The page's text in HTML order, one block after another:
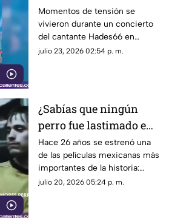
concierto; terminó con
heridas en el rostro
Momentos de tensión se
vivieron durante un concierto
del cantante Hades66 en
Mallorca, España, luego de que
julio 23, 2026 02:54 p. m.
¿Sabías que ningún
perro fue lastimado en
la película Amores
Perros?
Hace 26 años se estrenó una
de las películas mexicanas más
importantes de la historia:
Amores Perros
julio 20, 2026 05:24 p. m.